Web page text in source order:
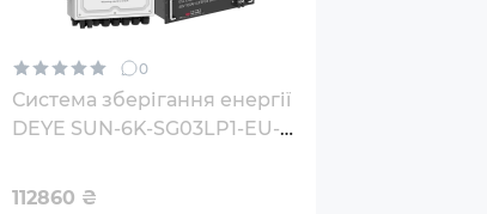
Габарити товару (без пакування), мм
Вага (без пакування), кг
0
Система зберігання енергії
DEYE SUN-6K-SG03LP1-EU-
2BAT LiFePO4 6500 циклів
112860 ₴